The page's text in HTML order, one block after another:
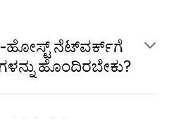
ನೆಟ್‌ವರ್ಕ್‌ಗೆ
ಹೊಂದಿರಬೇಕು?